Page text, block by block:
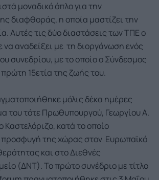
μοναδικό όπλο για την
διαφθοράς, η οποία μαστίζει την
Αυτές τις δύο διαστάσεις των ΤΠΕ ο
να αναδείξει με τη διοργάνωση ενός
συνεδρίου, με το οποίο ο Σύνδεσμος
15ετία της ζωής του.
μόλις δέκα ημέρες
του τότε Πρωθυπουργού, Γεωργίου Α.
κατά το οποίο
προσφυγή της χώρας στον Ευρωπαϊκό
και στο Διεθνές
(ΔΝΤ). Το πρώτο συνέδριο με τίτλο